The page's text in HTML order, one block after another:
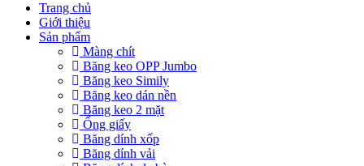
Trang chủ
Giới thiệu
Sản phẩm
Màng chít
Băng keo OPP Jumbo
Băng keo Simily
Băng keo dán nền
Băng keo 2 mặt
Ống giấy
Băng dính xốp
Băng dính vải